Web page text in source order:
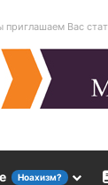
приглашаем Вас
Ноахизм?